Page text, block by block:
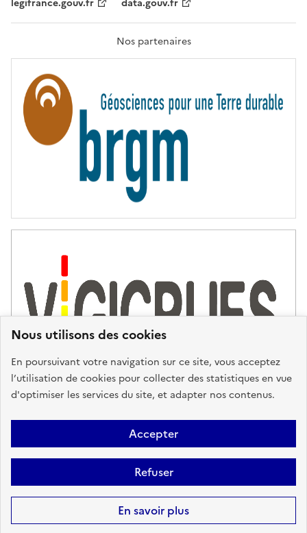
Nous utilisons des cookies
En poursuivant votre navigation sur ce site, vous acceptez
l’utilisation de cookies pour collecter des statistiques en vue
d'optimiser les services du site, et adapter nos contenus.
Accepter
Refuser
En savoir plus
F
A
T
R
T
É
legifrance.gouv.fr
data.gouv.fr
Nos partenaires
Plan du site Accessibilité : partiellement conforme
Mentions
Légales
Données personnelles Gestion des cookies
FAQ
Sauf mention contraire, tous les contenus de ce site sont sous